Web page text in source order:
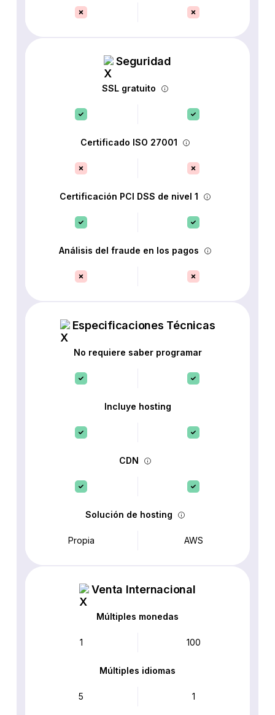
Seguridad
SSL gratuito
Certificado ISO 27001
Certificación PCI DSS de nivel 1
Análisis del fraude en los pagos
Especificaciones Técnicas
No requiere saber programar
Incluye hosting
CDN
Solución de hosting
Propia AWS
Venta Internacional
Múltiples monedas
1 100
Múltiples idiomas
5 1